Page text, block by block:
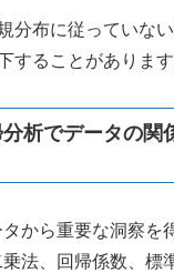
分布に従っていな
することがあります
析でデータの関
から重要な洞察を
法、回帰係数、標